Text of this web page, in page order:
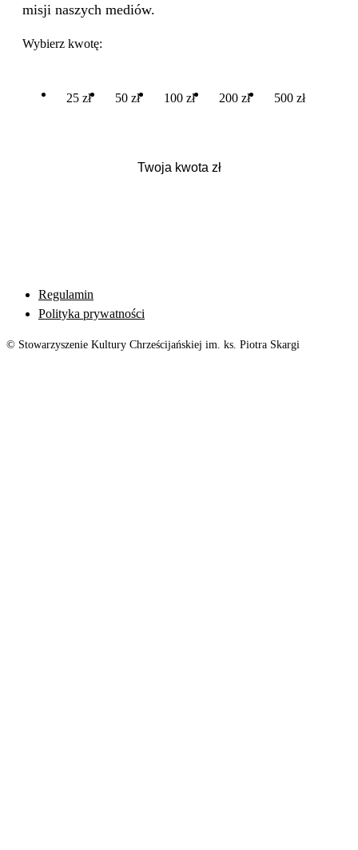
misji naszych mediów.
Wybierz kwotę:
25 zł 50 zł 100 zł 200 zł 500 zł
Regulamin
Polityka prywatności
© Stowarzyszenie Kultury Chrześcijańskiej im. ks. Piotra Skargi